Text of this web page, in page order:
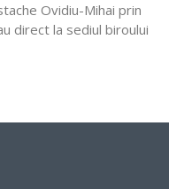
Ovidiu-Mihai prin
direct la sediul biroului